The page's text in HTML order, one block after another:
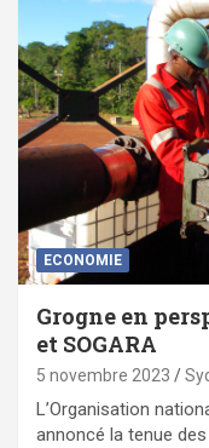
ECONOMIE
Grogne en
et SOGARA
5 novembre 2023
L’Organisation
annoncé la tenue